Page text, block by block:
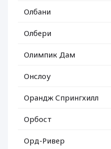
Олбани
Олбери
Олимпик Дам
Онслоу
Орандж Спрингхилл
Орбост
Орд-Ривер